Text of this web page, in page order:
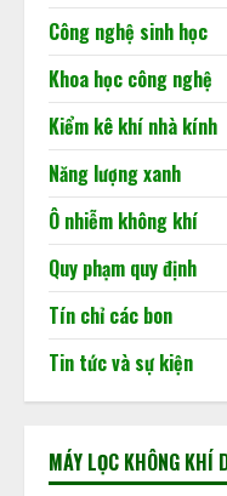
4
Công nghệ sinh học
Khoa học công nghệ
Kiểm kê khí nhà kính
Năng lượng xanh
Ô nhiễm không khí
Quy phạm quy định
Tín chỉ các bon
Tin tức và sự kiện
MÁY LỌC KHÔNG KHÍ